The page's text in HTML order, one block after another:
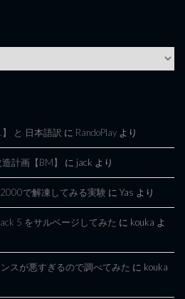
】 と 日本語訳 に RandoPlay より
計画【BM】 に jack より
で解凍してみる実験 に Yas より
5 をサルベージしてみた に kouka よ
スが悪すぎるので調べてみた に kouka